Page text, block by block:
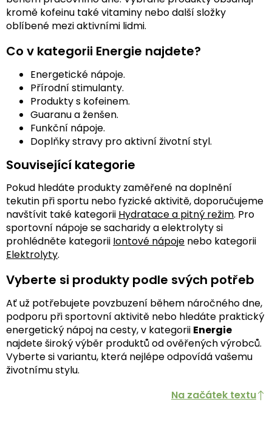
kromě kofeinu také vitaminy nebo další složky
oblíbené mezi aktivními lidmi.
Co v kategorii Energie najdete?
Energetické nápoje.
Přírodní stimulanty.
Produkty s kofeinem.
Guaranu a ženšen.
Funkční nápoje.
Doplňky stravy pro aktivní životní styl.
Související kategorie
Pokud hledáte produkty zaměřené na doplnění
tekutin při sportu nebo fyzické aktivitě, doporučujeme
navštívit také kategorii Hydratace a pitný režim. Pro
sportovní nápoje se sacharidy a elektrolyty si
prohlédněte kategorii Iontové nápoje nebo kategorii
Elektrolyty.
Vyberte si produkty podle svých potřeb
Ať už potřebujete povzbuzení během náročného dne,
podporu při sportovní aktivitě nebo hledáte praktický
energetický nápoj na cesty, v kategorii Energie
najdete široký výběr produktů od ověřených výrobců.
Vyberte si variantu, která nejlépe odpovídá vašemu
životnímu stylu.
Na začátek textu